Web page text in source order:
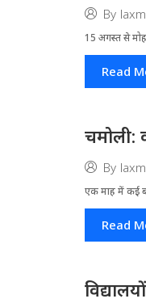
By
15 अगस्त से
Read
चमोली:
By
एक माह में कई
Read